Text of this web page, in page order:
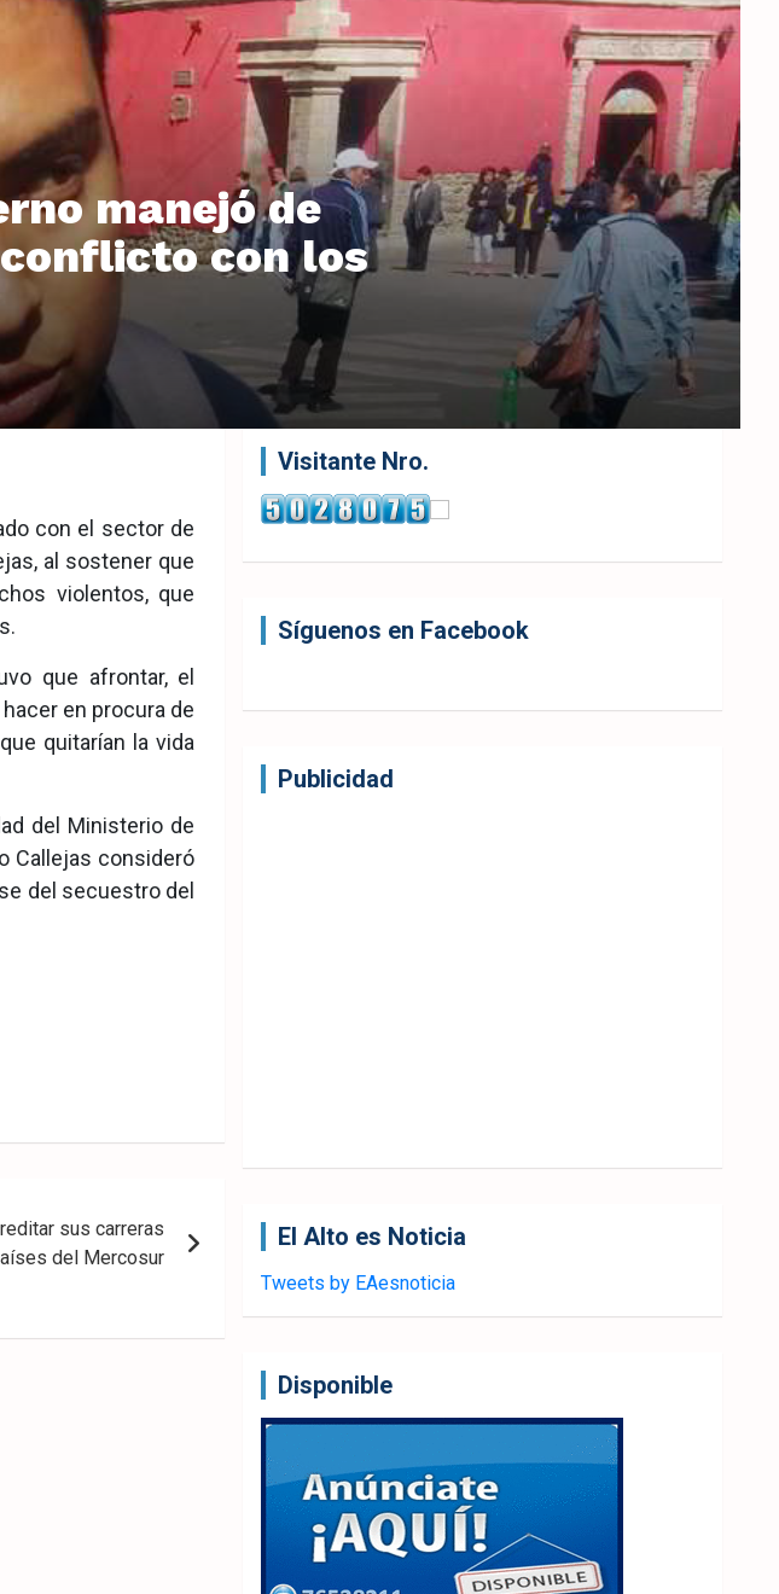
manejó de
con los
con el sector de
al sostener que
violentos, que
que afrontar, el
en procura de
quitarían la vida
del Ministerio de
Callejas consideró
del secuestro del
sus carreras
del Mercosur
Visitante Nro.
Síguenos en Facebook
Publicidad
El Alto es Noticia
Tweets by EAesnoticia
Disponible